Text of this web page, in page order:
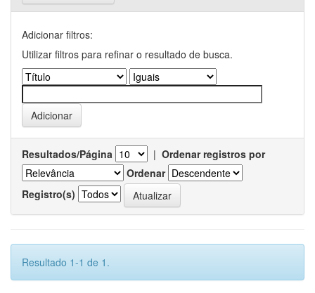
Adicionar filtros:
Utilizar filtros para refinar o resultado de busca.
Resultados/Página | Ordenar registros por
Ordenar
Registro(s)
Resultado 1-1 de 1.